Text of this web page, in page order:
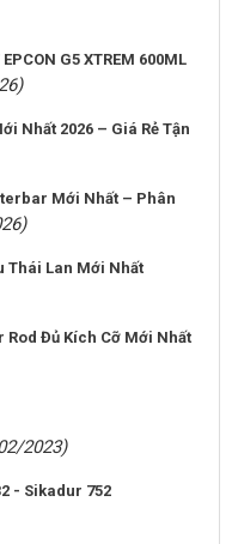
G5 XTREM 600ML
Nhất 2026 – Giá Rẻ Tận
Mới Nhất – Phân
Thái Lan Mới Nhất
Rod Đủ Kích Cỡ Mới Nhất
2023)
- Sikadur 752